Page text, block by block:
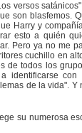
versos
son blasfemos.
Harry y
esto a quién
Pero ya no me
cuchillo en
de todos los
con
de la vida".
su numerosa